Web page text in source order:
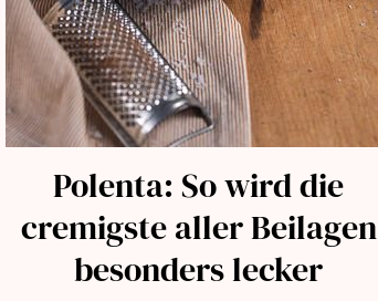
Polenta: So wird die
cremigste aller Beilagen
besonders lecker